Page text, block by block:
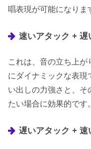
唱表現が可能になりま
速いアタック + 遅
これは、音の立ち上が
にダイナミックな表現
い出しの力強さと、そ
たい場合に効果的です。
遅いアタック + 速